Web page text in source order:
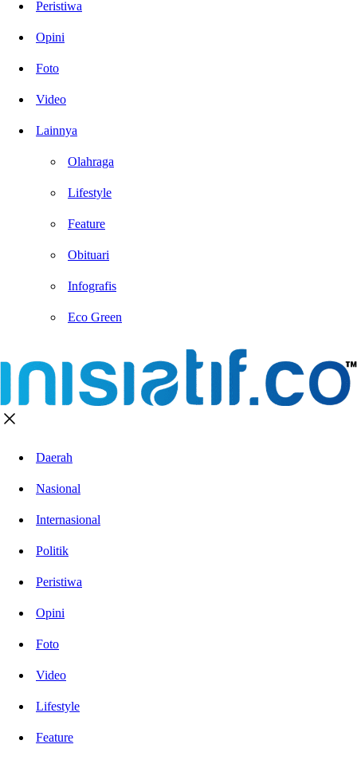
Peristiwa
Opini
Foto
Video
Lainnya
Olahraga
Lifestyle
Feature
Obituari
Infografis
Eco Green
Daerah
Nasional
Internasional
Politik
Peristiwa
Opini
Foto
Video
Lifestyle
Feature